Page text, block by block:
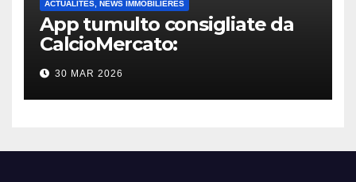
ACTUALITÉS, NEWS IMMOBILIÈRES
App tumulto consigliate da
CalcioMercato:
considerazione di gennaio
2026
30 MAR 2026